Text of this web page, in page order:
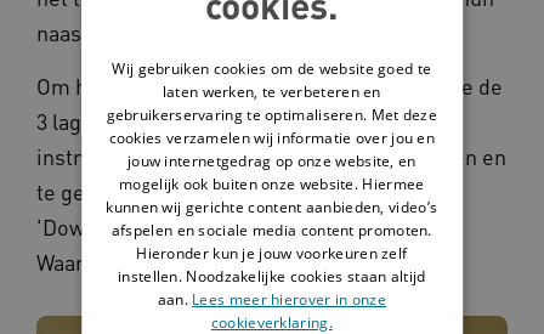
naasten.
Om het Waardenkompas te gebruiken knip je de
3 lagen uit en vouw je ze over elkaar. De
instructies om het Waardenkompas te maken en
te gebruiken vind je op deze pagina onder
'Download'. Op deze foto zie je hoe het
Waardenkompas eruitziet.
Wij gebruiken cookies om de website goed te
laten werken, te verbeteren en
gebruikerservaring te optimaliseren. Met deze
cookies verzamelen wij informatie over jou en
jouw internetgedrag op onze website, en
mogelijk ook buiten onze website. Hiermee
kunnen wij gerichte content aanbieden, video’s
afspelen en sociale media content promoten.
Hieronder kun je jouw voorkeuren zelf
instellen. Noodzakelijke cookies staan altijd
aan. Lees meer hierover in onze
cookieverklaring.